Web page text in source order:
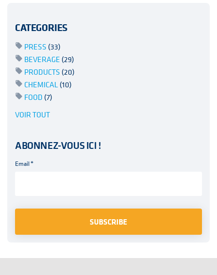
CATEGORIES
PRESS (33)
BEVERAGE (29)
PRODUCTS (20)
CHEMICAL(10)
FOOD (7)
VOIR TOUT
ABONNEZ-VOUS ICI !
Email*